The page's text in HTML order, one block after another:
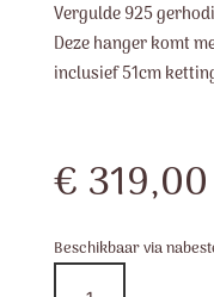
Vergulde 925
Deze hanger komt
inclusief 51cm
€ 319,00
Beschikbaar via